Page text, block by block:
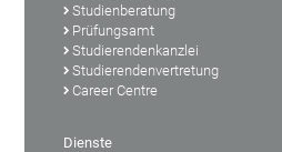
Studienberatung
Prüfungsamt
Studierendenkanzlei
Studierendenvertretung
Career Centre
Dienste